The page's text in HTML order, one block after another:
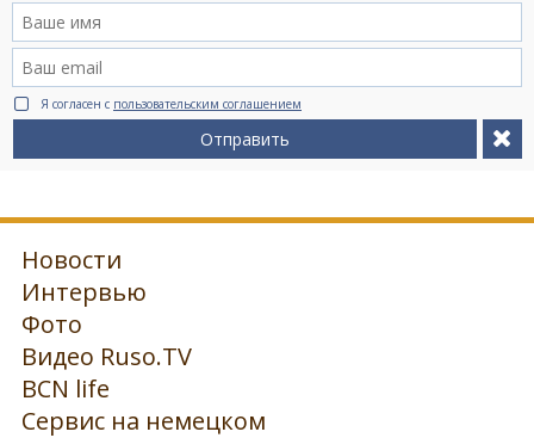
Я согласен с пользовательским соглашением
Отправить
Новости
Интервью
Фото
Видео Ruso.TV
BCN life
Сервис на немецком